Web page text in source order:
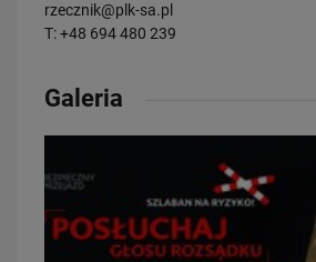
rzecznik@plk-sa.pl
T: +48 694 480 239
Galeria